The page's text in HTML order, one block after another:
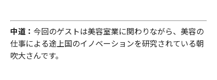
中道： 今回のゲストは美容室業に関わりながら、美容の
仕事による途上国のイノベーションを研究されている朝
吹大さんです。